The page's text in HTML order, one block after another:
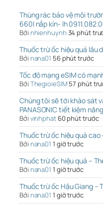
Thùng rác bảo vệ môi
660l nắp kín- lh
Bởi nhienhuynh 34 phút
Thuốc trừ ốc hiệu quả lâu
Bởi nana01 56 phút trước
Tốc độ mạng eSIM có
Bởi ThegioieSIM 57 phút
Chúng tôi sẽ tới khảo sát
PANASONIC tiết kiệm
Bởi vinhphat 60 phút trước
Thuốc trừ ốc hiệu quả
Bởi nana01 1 giờ trước
Thuốc trừ ốc hiệu quả –
Bởi nana01 1 giờ trước
Thuốc trừ ốc Hậu Giang –
Bởi nana01 1 giờ trước